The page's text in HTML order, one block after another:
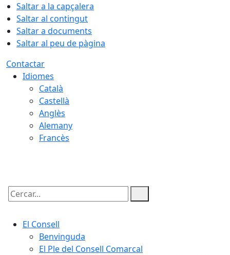
Saltar a la capçalera
Saltar al contingut
Saltar a documents
Saltar al peu de pàgina
Contactar
Idiomes
Català
Castellà
Anglès
Alemany
Francès
Cercar:
El Consell
Benvinguda
El Ple del Consell Comarcal